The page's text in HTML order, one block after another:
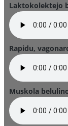
Laktokolektejo
Rapidu,
Muskola